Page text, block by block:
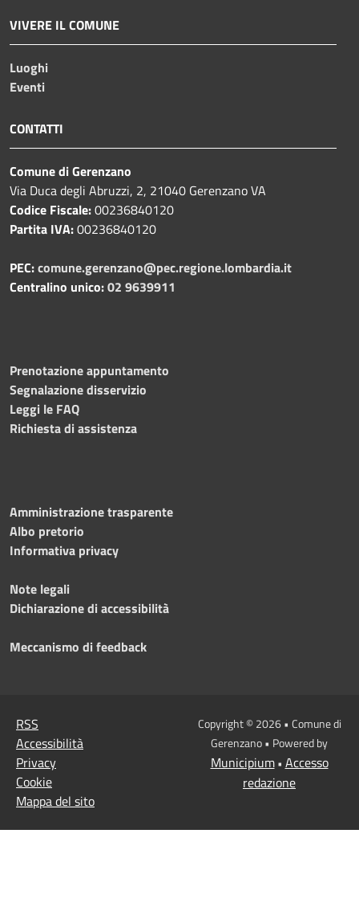
VIVERE IL COMUNE
Luoghi
Eventi
CONTATTI
Comune di Gerenzano
Via Duca degli Abruzzi, 2, 21040 Gerenzano VA
Codice Fiscale:00236840120
Partita IVA:00236840120
PEC:comune.gerenzano@pec.regione.lombardia.it
Centralino unico:02 9639911
Prenotazione appuntamento
Segnalazione disservizio
Leggi le FAQ
Richiesta di assistenza
Amministrazione trasparente
Albo pretorio
Informativa privacy
Note legali
Dichiarazione di accessibilità
Meccanismo di feedback
RSS
Accessibilità
Privacy
Cookie
Mappa del sito
Copyright © 2026 • Comune di
Gerenzano • Powered by
Municipium• Accesso
redazione